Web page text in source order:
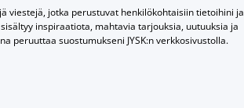
viestejä, jotka perustuvat henkilökohtaisiin tietoihini ja
inspiraatiota, mahtavia tarjouksia, uutuuksia ja
peruuttaa suostumukseni JYSK:n verkkosivustolla.